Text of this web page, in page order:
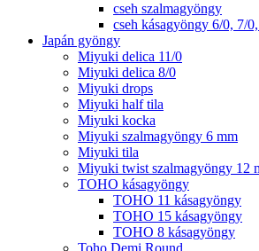
cseh szalmagyöngy
cseh kásagyöngy 6/0, 7/
Japán gyöngy
Miyuki delica 11/0
Miyuki delica 8/0
Miyuki drops
Miyuki half tila
Miyuki kocka
Miyuki szalmagyöngy 6 mm
Miyuki tila
Miyuki twist szalmagyöngy 12
TOHO kásagyöngy
TOHO 11 kásagyöngy
TOHO 15 kásagyöngy
TOHO 8 kásagyöngy